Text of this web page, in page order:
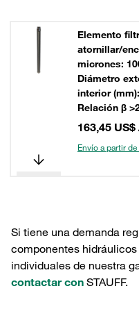
Elemento
atornillar/
micrones:
Diámetro
interior
Relación β
163,45 US$
Envío a partir
Si tiene una demanda
componentes
individuales de nuestra
contactar con STAUFF.